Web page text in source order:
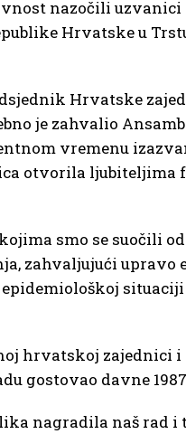
nazočili
Hrvatske u
Hrvatske
je zahvalio
vremenu
otvorila ljubiteljima
smo se suočili
zahvaljujući upravo
hrvatskoj zajednici
gostovao davne
nagradila naš rad